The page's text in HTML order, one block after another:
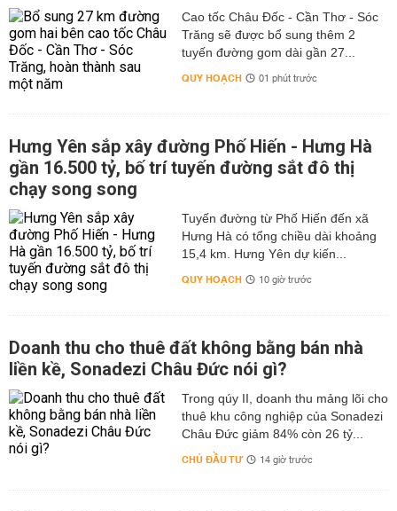
Cao tốc Châu Đốc - Cần Thơ - Sóc
Trăng sẽ được bổ sung thêm 2
tuyến đường gom dài gần 27...
QUY HOẠCH 01 phút trước
Hưng Yên sắp xây đường Phố Hiến - Hưng Hà
gần 16.500 tỷ, bố trí tuyến đường sắt đô thị
chạy song song
Tuyến đường từ Phố Hiến đến xã
Hưng Hà có tổng chiều dài khoảng
15,4 km. Hưng Yên dự kiến...
QUY HOẠCH 10 giờ trước
Doanh thu cho thuê đất không bằng bán nhà
liền kề, Sonadezi Châu Đức nói gì?
Trong qúy II, doanh thu mảng lõi cho
thuê khu công nghiệp của Sonadezi
Châu Đức giảm 84% còn 26 tỷ...
CHỦ ĐẦU TƯ 14 giờ trước